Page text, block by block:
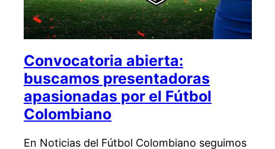
Convocatoria abierta:
buscamos presentadoras
apasionadas por el Fútbol
Colombiano
En Noticias del Fútbol Colombiano seguimos